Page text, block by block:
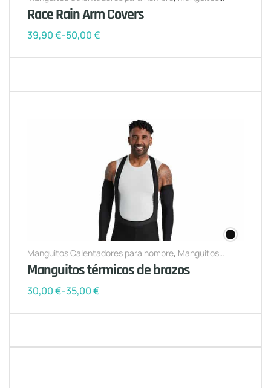
Calentadores para mujer
Race Rain Arm Covers
39,90€-50,00€
Manguitos Calentadores para hombre, Manguitos
Calentadores para mujer
Manguitos térmicos de brazos
30,00€-35,00€